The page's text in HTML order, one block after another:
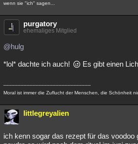
wenn sie "ich" sagen...
purgatory
ehemaliges Mitglied
@hulg
*lol* dachte ich auch! Es gibt einen
Moral ist immer die Zuflucht der Menschen, die Schönheit
littlegreyalien
ich kenn sogar das rezept für das voodoo